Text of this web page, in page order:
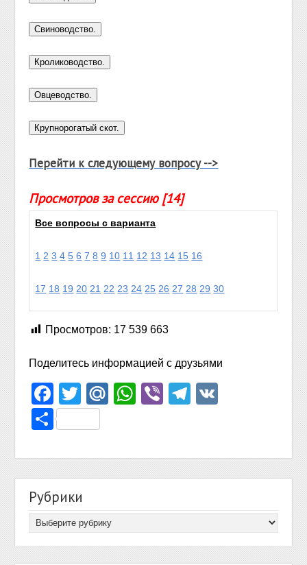
Перейти к следующему вопросу -->
Просмотров за сессию [14]
Все вопросы с варианта
1 2 3 4 5 6 7 8 9 10 11 12 13 14 15 16
17 18 19 20 21 22 23 24 25 26 27 28 29 30
Просмотров: 17 539 663
Поделитесь информацией с друзьями
Facebook
TwitterMail.Ru
WhatsApp
ViberTelegram
Отправить
Рубрики